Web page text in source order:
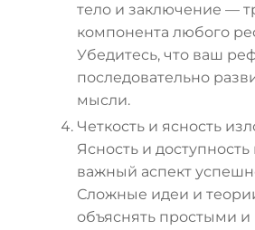
тело и заключение —
компонента любого
Убедитесь, что ваш
последовательно
мысли.
Четкость и ясность
Ясность и
важный аспект
Сложные идеи и
объяснять простыми